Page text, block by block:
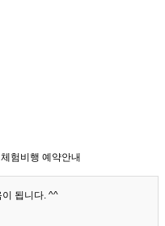
험비행 예약안내
됩니다. ^^